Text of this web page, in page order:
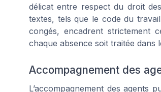
délicat entre respect du droit
textes, tels que le code du
congés, encadrent strictement
chaque absence soit traitée dans
Accompagnement des
L’accompagnement des agents